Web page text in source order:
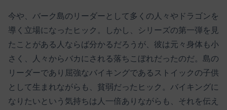
今や、バーク島のリーダーとして多くの人々やドラゴンを
導く立場になったヒック。しかし、シリーズの第一弾を見
たことがある人ならば分かるだろうが、彼は元々身体も小
さく、人々からバカにされる落ちこぼれだったのだ。島の
リーダーであり屈強なバイキングであるストイックの子供
として生まれながらも、貧弱だったヒック。バイキングに
なりたいという気持ちは人一倍ありながらも、それを伝え